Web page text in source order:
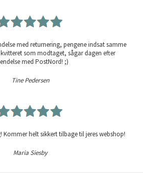
med returnering, pengene indsat samme
som modtaget, sågar dagen efter
med PostNord! ;)
Tine Pedersen
helt sikkert tilbage til jeres webshop!
Maria Siesby